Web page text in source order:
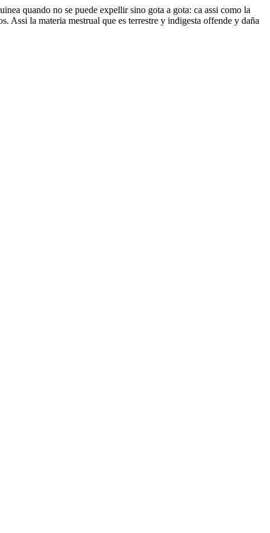
quando no se puede expellir sino gota a gota: ca assi como la
Assi la materia mestrual que es terrestre y indigesta offende y daña